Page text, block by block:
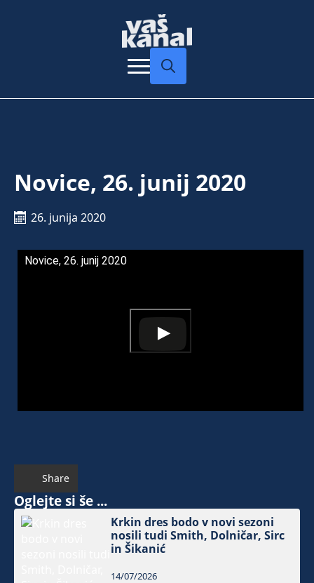
Novice, 26. junij 2020
26. junija 2020
Novice, 26. junij 2020
Share
Oglejte si še ...
Krkin dres bodo v novi sezoni
nosili tudi Smith, Dolničar, Sirc
in Šikanić
14/07/2026